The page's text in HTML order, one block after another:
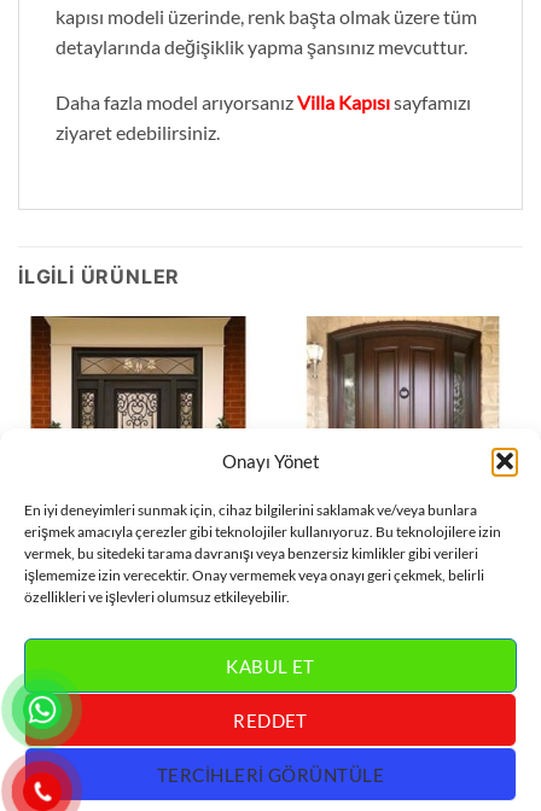
Onayı Yönet
En iyi deneyimleri sunmak için, cihaz bilgilerini saklamak ve/veya bunlara
erişmek amacıyla çerezler gibi teknolojiler kullanıyoruz. Bu teknolojilere izin
vermek, bu sitedeki tarama davranışı veya benzersiz kimlikler gibi verileri
işlememize izin verecektir. Onay vermemek veya onayı geri çekmek, belirli
özellikleri ve işlevleri olumsuz etkileyebilir.
KABUL ET
REDDET
TERCIHLERI GÖRÜNTÜLE
kapısı modeli üzerinde, renk başta olmak üzere tüm
detaylarında değişiklik yapma şansınız mevcuttur.
Daha fazla model arıyorsanızVilla Kapısısayfamızı
ziyaret edebilirsiniz.
İLGILI ÜRÜNLER
VILLA KAPISI
Ferforje Detay Antrasit Villa
VILLA KAPISI
Kahverengi Villa Kapısı
DEVAMINI OKU
Villa Kapısı Visa MasterCardBank